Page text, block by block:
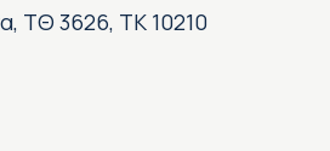
ΤΘ 3626, ΤΚ 10210